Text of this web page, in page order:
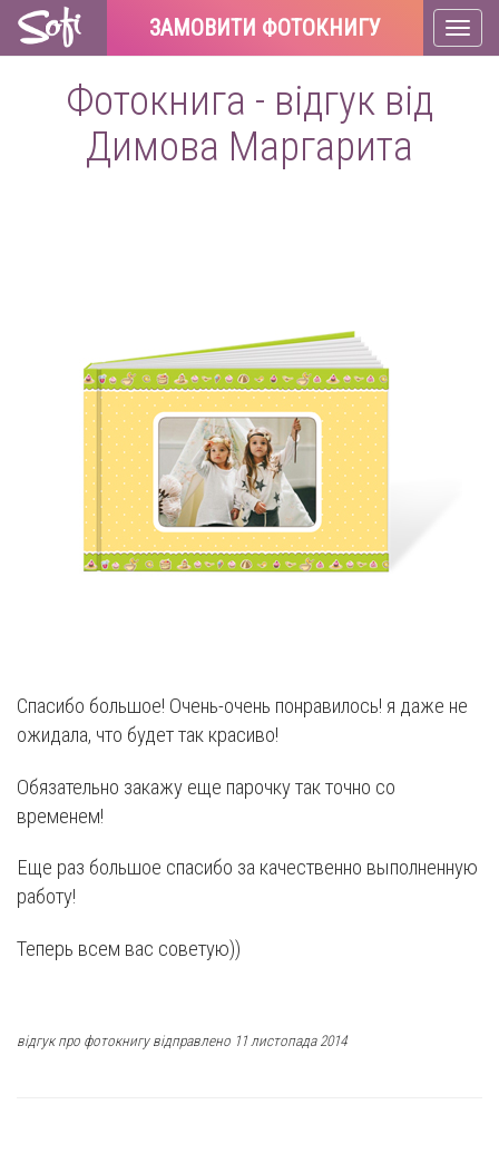
ЗАМОВИТИ ФОТОКНИГУ
Фотокнига - відгук від
Димова Маргарита
Спасибо большое! Очень-очень понравилось! я даже не
ожидала, что будет так красиво!
Обязательно закажу еще парочку так точно со
временем!
Еще раз большое спасибо за качественно выполненную
работу!
Теперь всем вас советую))
відгук про фотокнигу відправлено 11 листопада 2014